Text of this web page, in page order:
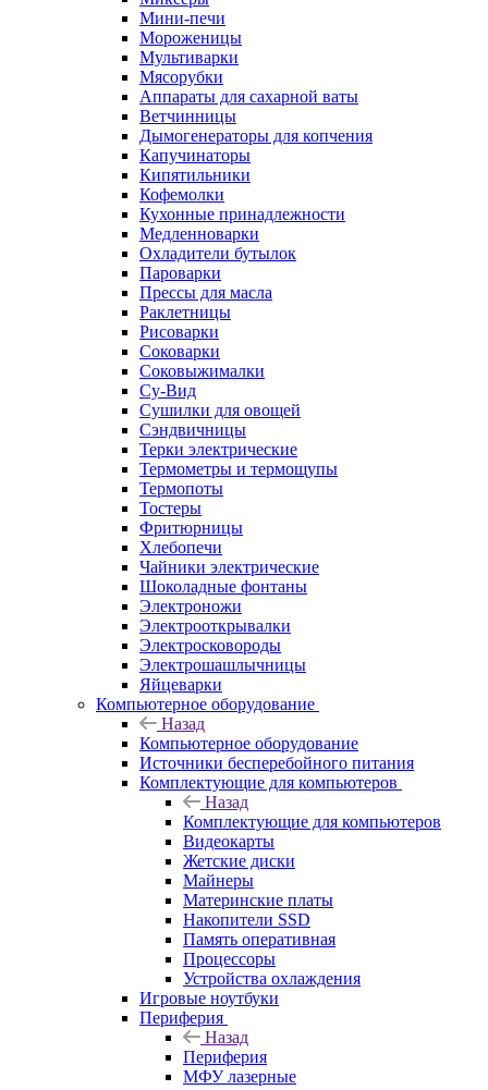
Мини-печи
Мороженицы
Мультиварки
Мясорубки
Аппараты для сахарной ваты
Ветчинницы
Дымогенераторы для копчения
Капучинаторы
Кипятильники
Кофемолки
Кухонные принадлежности
Медленноварки
Охладители бутылок
Пароварки
Прессы для масла
Раклетницы
Рисоварки
Соковарки
Соковыжималки
Су-Вид
Сушилки для овощей
Сэндвичницы
Терки электрические
Термометры и термощупы
Термопоты
Тостеры
Фритюрницы
Хлебопечи
Чайники электрические
Шоколадные фонтаны
Электроножи
Электрооткрывалки
Электросковороды
Электрошашлычницы
Яйцеварки
Компьютерное оборудование
Назад
Компьютерное оборудование
Источники бесперебойного питания
Комплектующие для компьютеров
Назад
Комплектующие для компьютеров
Видеокарты
Жетские диски
Майнеры
Материнские платы
Накопители SSD
Память оперативная
Процессоры
Устройства охлаждения
Игровые ноутбуки
Периферия
Назад
Периферия
МФУ лазерные